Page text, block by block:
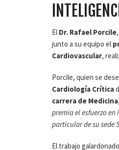
El Dr. Rafael Porcile
junto a su equipo el
Cardiovascular,
Porcile, quien se
Cardiología Crítica
carrera de Medicina
premia el esfuerzo
particular de su sede
El trabajo